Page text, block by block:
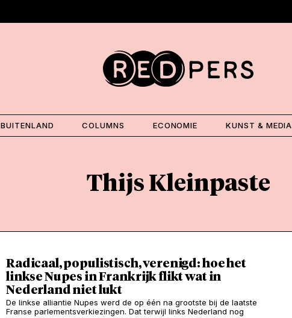
BUITENLAND COLUMNS ECONOMIE KUNST & MEDIA
Thijs Kleinpaste
Radicaal, populistisch, verenigd: hoe het
linkse Nupes in Frankrijk flikt wat in
Nederland niet lukt
De linkse alliantie Nupes werd de op één na grootste bij de laatste
Franse parlementsverkiezingen. Dat terwijl links Nederland nog